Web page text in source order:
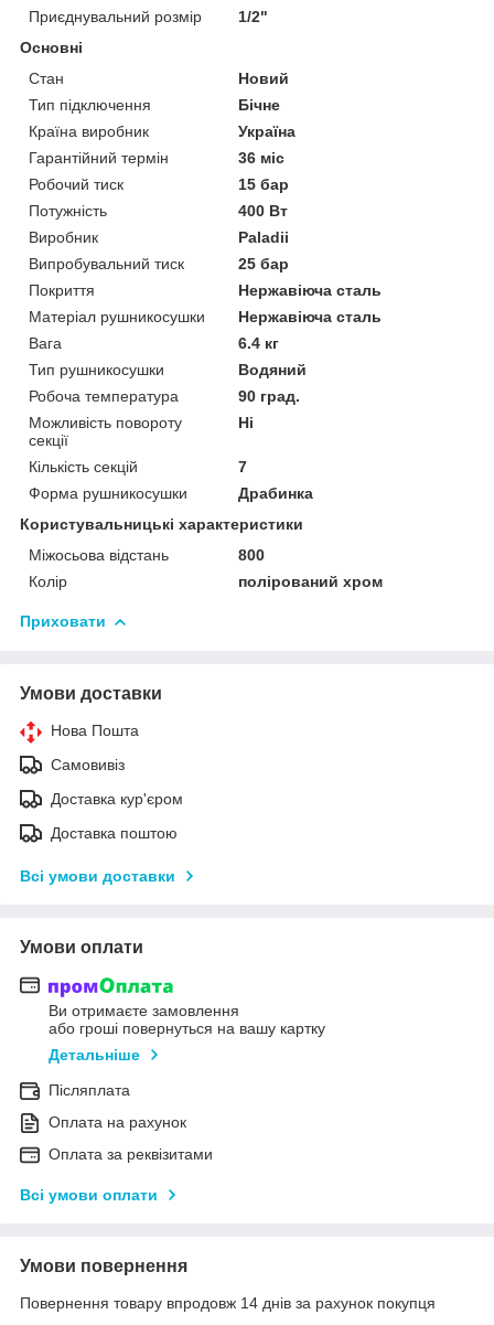
Приєднувальний розмір
1/2"
Основні
Стан
Новий
Тип підключення
Бічне
Країна виробник
Україна
Гарантійний термін
36 міс
Робочий тиск
15 бар
Потужність
400 Вт
Виробник
Paladii
Випробувальний тиск
25 бар
Покриття
Нержавіюча сталь
Матеріал рушникосушки
Нержавіюча сталь
Вага
6.4 кг
Тип рушникосушки
Водяний
Робоча температура
90 град.
Можливість повороту
секції
Ні
Кількість секцій
7
Форма рушникосушки
Драбинка
Користувальницькі характеристики
Міжосьова відстань
800
Колір
полірований хром
Приховати
Умови доставки
Нова Пошта
Самовивіз
Доставка кур'єром
Доставка поштою
Всі умови доставки
Умови оплати
Ви отримаєте замовлення
або гроші повернуться на вашу картку
Детальніше
Післяплата
Оплата на рахунок
Оплата за реквізитами
Всі умови оплати
Умови повернення
Повернення товару впродовж 14 днів за рахунок покупця